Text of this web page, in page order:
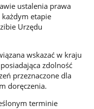
ustalenia prawa
etapie
Urzędu
wskazać w kraju
zdolność
przeznaczone dla
doręczenia.
terminie